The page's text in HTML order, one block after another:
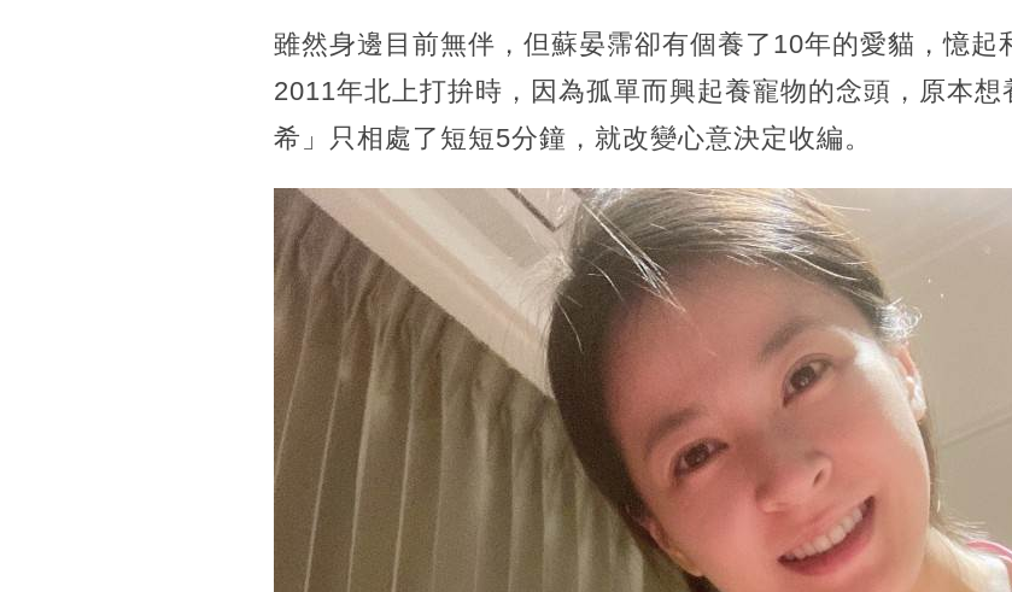
雖然身邊目前無伴，但蘇晏霈卻有個養了10年的愛貓，憶起
2011年北上打拚時，因為孤單而興起養寵物的念頭，原本
希」只相處了短短5分鐘，就改變心意決定收編。